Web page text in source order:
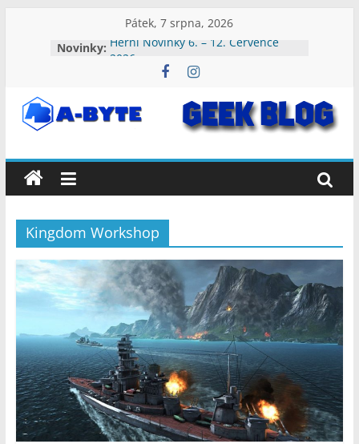
Pátek, 7 srpna, 2026
Novinky: Herní Novinky 6. – 12. Července
Herní Novinky 3. – 9. Srpna 2026
Srpna 2026
Herní Novinky 20. – 26. Července
Herní Novinky 13. – 19. Července
A-
Byte:
Geek
Blog
Blog
–
Geek
Noviny
Kingdom Workshop